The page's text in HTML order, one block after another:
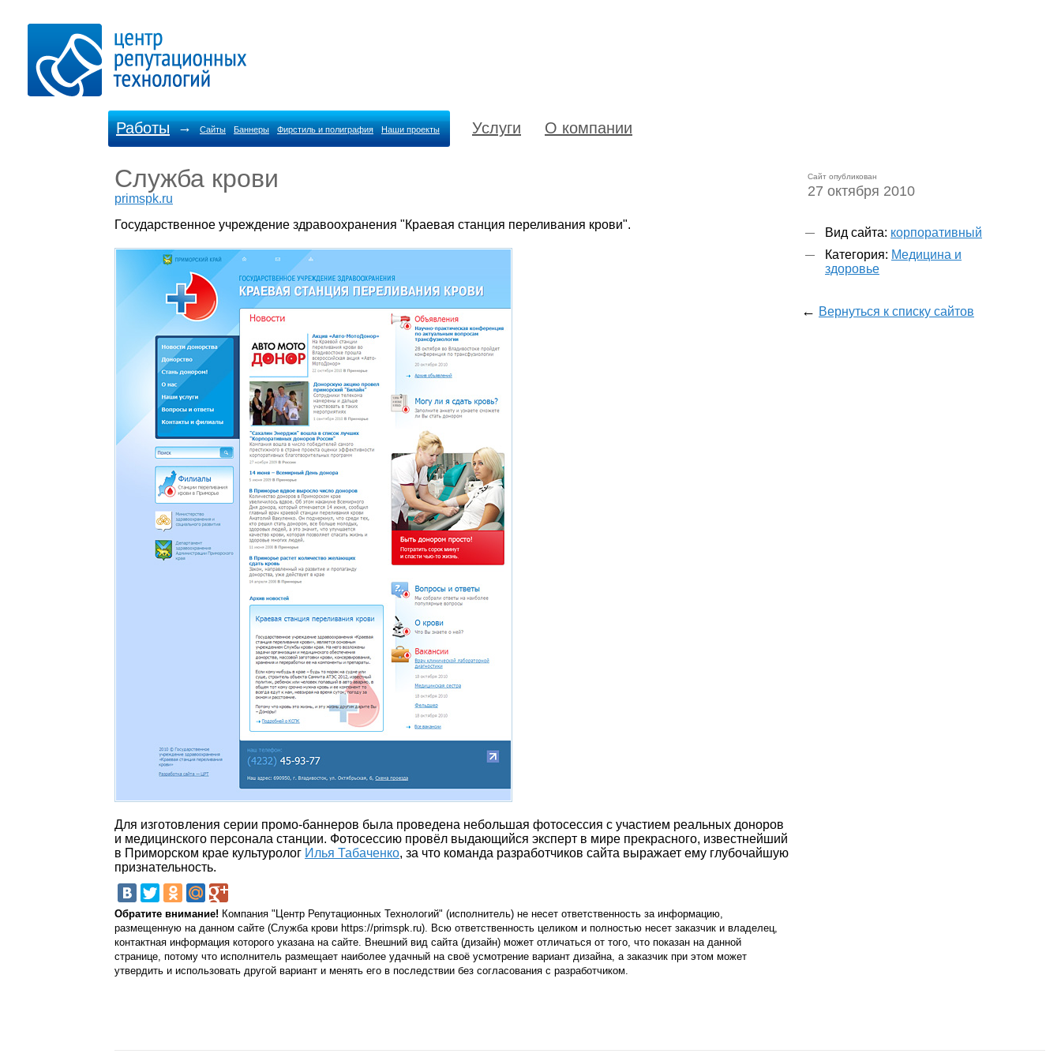
Работы → Сайты Баннеры Фирстиль и полиграфия Наши проекты Услуги О компании
Служба крови
primspk.ru
Сайт опубликован
27 октября 2010
Вид сайта: корпоративный
Категория: Медицина и
здоровье
← Вернуться к списку сайтов
Государственное учреждение здравоохранения "Краевая станция переливания крови".
Для изготовления серии промо-баннеров была проведена небольшая фотосессия с участием реальных доноров
и медицинского персонала станции. Фотосессию провёл выдающийся эксперт в мире прекрасного, известнейший
в Приморском крае культуролог Илья Табаченко, за что команда разработчиков сайта выражает ему глубочайшую
признательность.
Обратите внимание! Компания "Центр Репутационных Технологий" (исполнитель) не несет ответственность за информацию,
размещенную на данном сайте (Служба крови https://primspk.ru). Всю ответственность целиком и полностью несет заказчик и владелец,
контактная информация которого указана на сайте. Внешний вид сайта (дизайн) может отличаться от того, что показан на данной
странице, потому что исполнитель размещает наиболее удачный на своё усмотрение вариант дизайна, а заказчик при этом может
утвердить и использовать другой вариант и менять его в последствии без согласования с разработчиком.